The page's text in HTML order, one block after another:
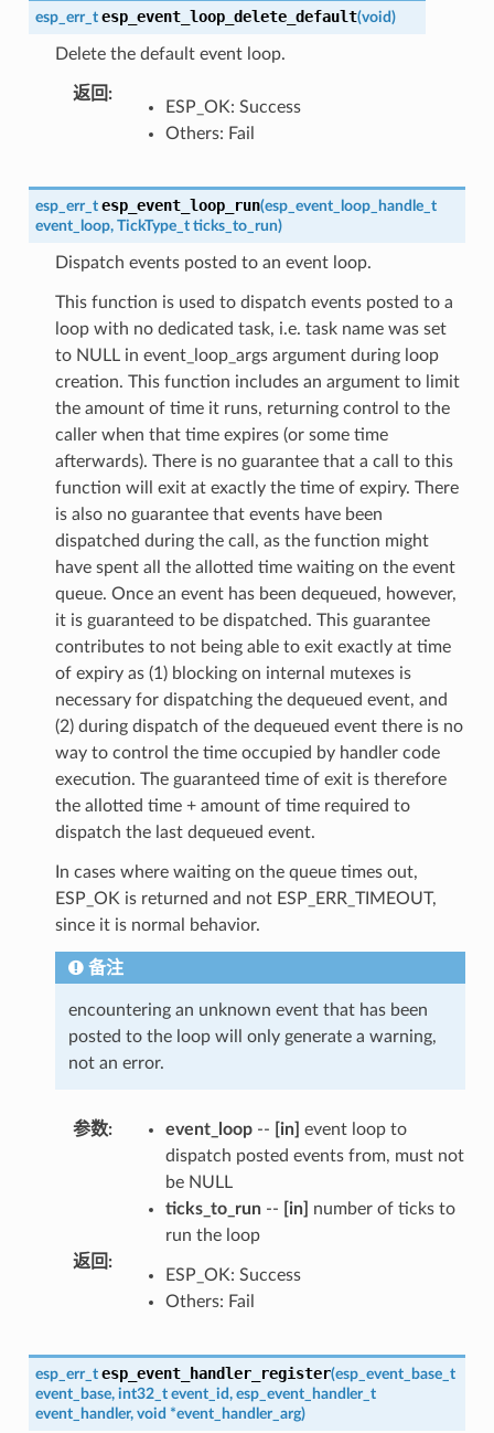
esp_err_t esp_event_loop_delete_default(void)
Delete the default event loop.
返回 :
ESP_OK: Success
Others: Fail
esp_err_t esp_event_loop_run(esp_event_loop_handle_t
event_loop, TickType_t ticks_to_run)
Dispatch events posted to an event loop.
This function is used to dispatch events posted to a
loop with no dedicated task, i.e. task name was set
to NULL in event_loop_args argument during loop
creation. This function includes an argument to limit
the amount of time it runs, returning control to the
caller when that time expires (or some time
afterwards). There is no guarantee that a call to this
function will exit at exactly the time of expiry. There
is also no guarantee that events have been
dispatched during the call, as the function might
have spent all the allotted time waiting on the event
queue. Once an event has been dequeued, however,
it is guaranteed to be dispatched. This guarantee
contributes to not being able to exit exactly at time
of expiry as (1) blocking on internal mutexes is
necessary for dispatching the dequeued event, and
(2) during dispatch of the dequeued event there is no
way to control the time occupied by handler code
execution. The guaranteed time of exit is therefore
the allotted time + amount of time required to
dispatch the last dequeued event.
In cases where waiting on the queue times out,
ESP_OK is returned and not ESP_ERR_TIMEOUT,
since it is normal behavior.
备注
encountering an unknown event that has been
posted to the loop will only generate a warning,
not an error.
参数: event_loop-- [in] event loop to
dispatch posted events from, must not
be NULL
ticks_to_run-- [in]
number of ticks to
run the loop
返回 :
ESP_OK: Success
Others: Fail
esp_err_t esp_event_handler_register(esp_event_base_t
event_base, int32_t event_id, esp_event_handler_t
event_handler, void *event_handler_arg)